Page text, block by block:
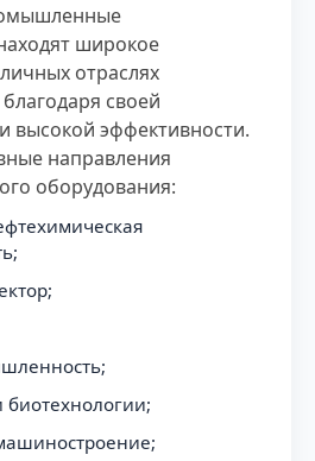
широкое
отраслях
своей
высокой эффективности.
направления
оборудования: